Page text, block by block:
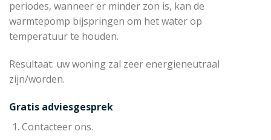
periodes, wanneer er minder zon is, kan de
warmtepomp bijspringen om het water op
temperatuur te houden.
Resultaat: uw woning zal zeer energieneutraal
zijn/worden.
Gratis adviesgesprek
Contacteer ons.